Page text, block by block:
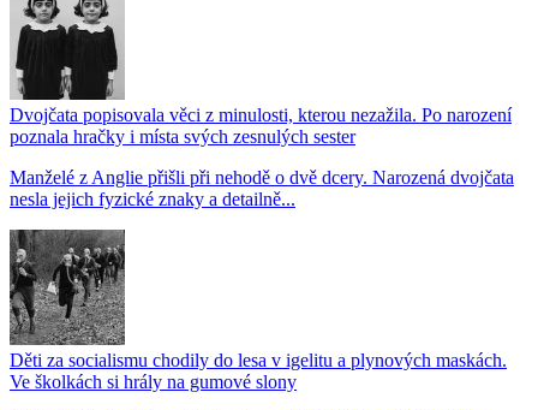
Dvojčata popisovala věci z minulosti, kterou nezažila. Po narození
poznala hračky i místa svých zesnulých sester
Manželé z Anglie přišli při nehodě o dvě dcery. Narozená dvojčata
nesla jejich fyzické znaky a detailně...
Děti za socialismu chodily do lesa v igelitu a plynových maskách.
Ve školkách si hrály na gumové slony